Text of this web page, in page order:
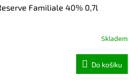
Familiale 40% 0,7l
Skladem
Do košíku